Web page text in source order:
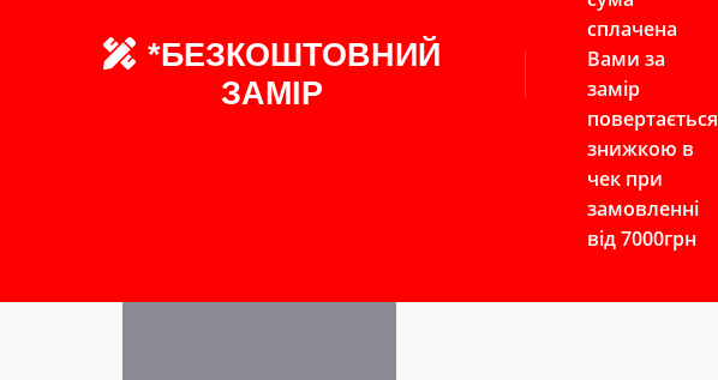
*БЕЗКОШТОВНИЙ
ЗАМІР
сплачена
Вами за
замір
повертається
знижкою в
чек при
замовленні
від 7000грн